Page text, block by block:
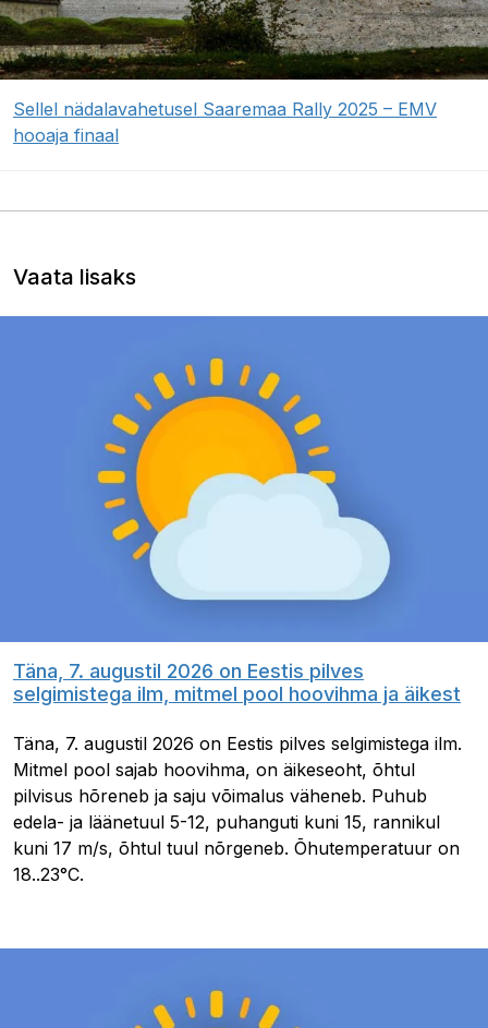
Sellel nädalavahetusel Saaremaa Rally 2025 – EMV
hooaja finaal
Vaata lisaks
Täna, 7. augustil 2026 on Eestis pilves
selgimistega ilm, mitmel pool hoovihma ja äikest
Täna, 7. augustil 2026 on Eestis pilves selgimistega ilm.
Mitmel pool sajab hoovihma, on äikeseoht, õhtul
pilvisus hõreneb ja saju võimalus väheneb. Puhub
edela- ja läänetuul 5-12, puhanguti kuni 15, rannikul
kuni 17 m/s, õhtul tuul nõrgeneb. Õhutemperatuur on
18..23°C.